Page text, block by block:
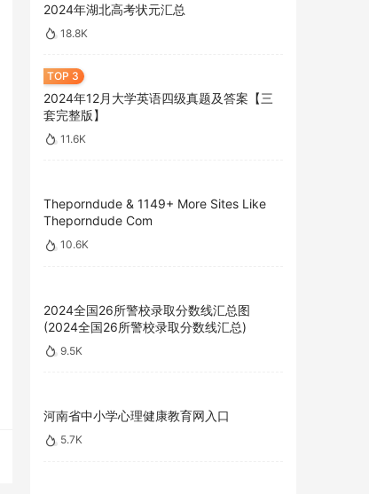
2024年湖北高考状元汇总
18.8K
2024年12月大学英语四级真题及答案【三
套完整版】
11.6K
Theporndude & 1149+ More Sites Like
Theporndude Com
10.6K
2024全国26所警校录取分数线汇总图
(2024全国26所警校录取分数线汇总)
9.5K
河南省中小学心理健康教育网入口
5.7K